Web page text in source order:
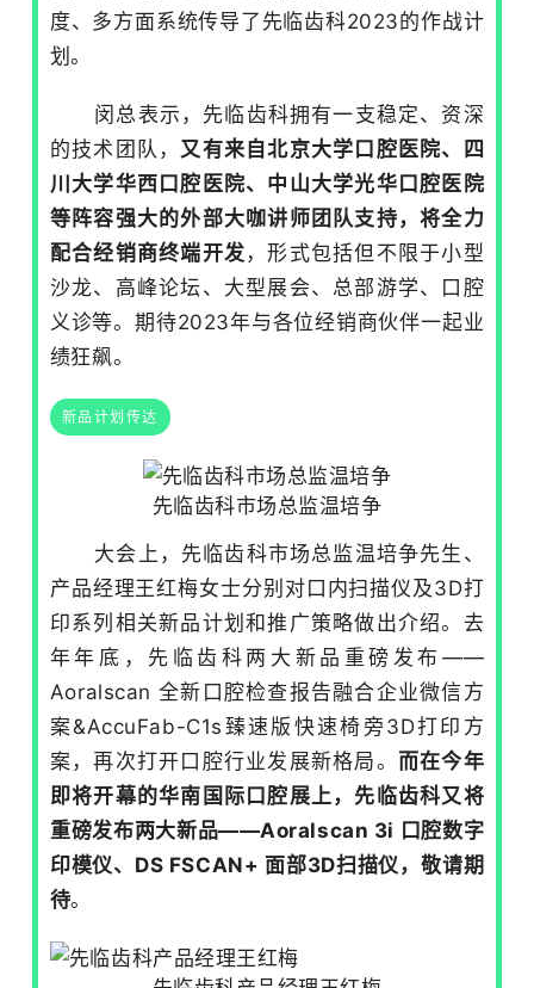
度、多方面系统传导了先临齿科2023的作战计
划。
闵总表示，先临齿科拥有一支稳定、资深
的技术团队， 又有来自北京大学口腔医院、四
川大学华西口腔医院、中山大学光华口腔医院
等阵容强大的外部大咖讲师团队支持，将全力
配合经销商终端开发 ，形式包括但不限于小型
沙龙、高峰论坛、大型展会、总部游学、口腔
义诊等。期待2023年与各位经销商伙伴一起业
绩狂飙。
新品计划传达
先临齿科市场总监温培争
大会上，先临齿科市场总监温培争先生、
产品经理王红梅女士分别对口内扫描仪及3D打
印系列相关新品计划和推广策略做出介绍。去
年年底，先临齿科两大新品重磅发布——
Aoralscan 全新口腔检查报告融合企业微信方
案&AccuFab-C1s臻速版快速椅旁3D打印方
案，再次打开口腔行业发展新格局。 而在今年
即将开幕的华南国际口腔展上，先临齿科又将
重磅发布两大新品——Aoralscan 3i 口腔数字
印模仪、DS FSCAN+ 面部3D扫描仪，敬请期
待。